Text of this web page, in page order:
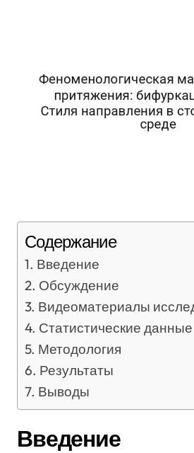
Содержание
Введение
Обсуждение
Видеоматериалы
Статистические данные
Методология
Результаты
Выводы
Введение